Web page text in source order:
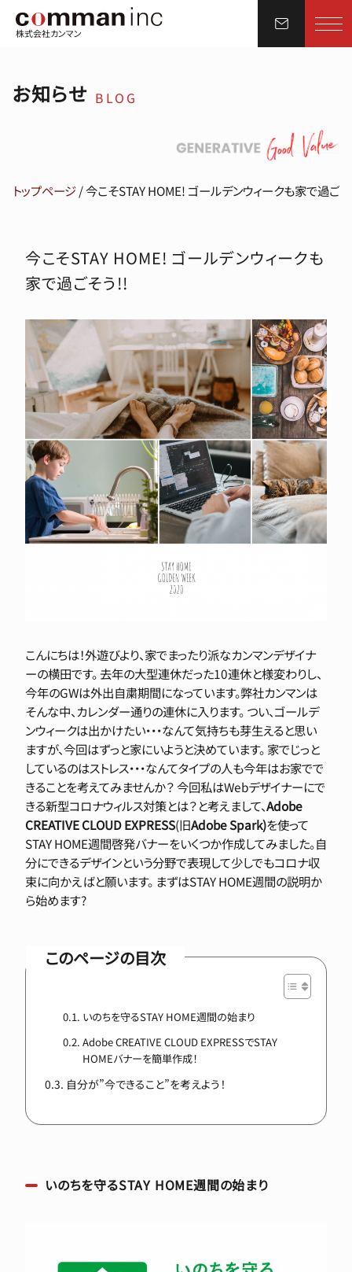
株式会社カンマン
お知らせ BLOG
トップページ/今こそSTAY HOME! ゴールデンウィークも家で過ご
今こそSTAY HOME! ゴールデンウィークも
家で過ごそう!!
こんにちは！外遊びより、家でまったり派なカンマンデザイナ
ーの横田です。 去年の大型連休だった10連休と様変わりし、
今年のGWは外出自粛期間になっています。弊社カンマンは
そんな中、カレンダー通りの連休に入ります。 つい、ゴールデ
ンウィークは出かけたい・・・なんて気持ちも芽生えると思い
ますが、今回はずっと家にいようと決めています。 家でじっと
しているのはストレス・・・なんてタイプの人も今年はお家でで
きることを考えてみませんか？ 今回私はWebデザイナーにで
きる新型コロナウィルス対策とは？と考えまして、Adobe
CREATIVE CLOUD EXPRESS(旧Adobe Spark)を使って
STAY HOME週間啓発バナーをいくつか作成してみました。自
分にできるデザインという分野で表現して少しでもコロナ収
束に向かえばと願います。 まずはSTAY HOME週間の説明か
ら始めます?
このページの目次
いのちを守るSTAY HOME週間の始まり
Adobe CREATIVE CLOUD EXPRESSでSTAY
HOMEバナーを簡単作成！
自分が”今できること”を考えよう！
いのちを守るSTAY HOME週間の始まり